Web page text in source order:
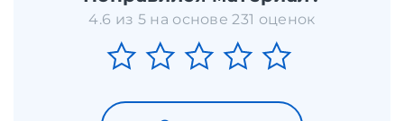
4.6 из 5 на основе 231 оценок